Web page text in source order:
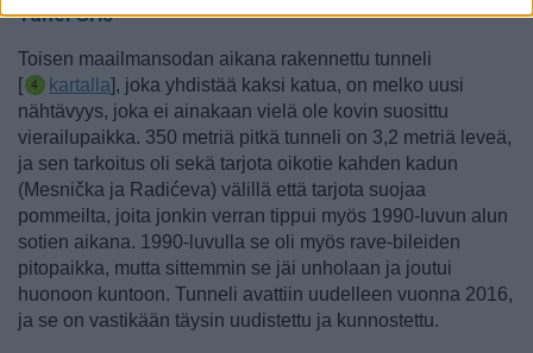
Tunel Grič
Toisen maailmansodan aikana rakennettu tunneli
[
kartalla], joka yhdistää kaksi katua, on melko uusi
nähtävyys, joka ei ainakaan vielä ole kovin suosittu
vierailupaikka. 350 metriä pitkä tunneli on 3,2 metriä leveä,
ja sen tarkoitus oli sekä tarjota oikotie kahden kadun
(Mesnička ja Radićeva) välillä että tarjota suojaa
pommeilta, joita jonkin verran tippui myös 1990-luvun alun
sotien aikana. 1990-luvulla se oli myös rave-bileiden
pitopaikka, mutta sittemmin se jäi unholaan ja joutui
huonoon kuntoon. Tunneli avattiin uudelleen vuonna 2016,
ja se on vastikään täysin uudistettu ja kunnostettu.